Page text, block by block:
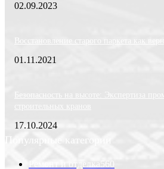
02.09.2023
Восстановление старого паркета как
01.11.2021
Безопасность на высоте: Экспертиза
строительных кранов
17.10.2024
Популярные категории
Ремонт и отделка 560